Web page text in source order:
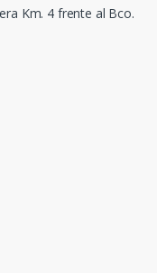
Km. 4 frente al Bco.